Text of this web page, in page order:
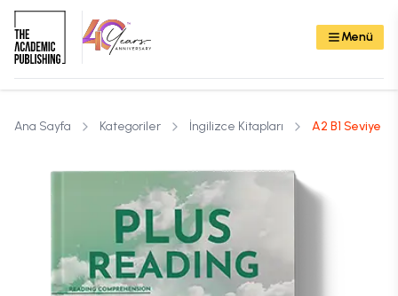
Menü
Ana Sayfa Kategoriler İngilizce Kitapları A2 B1 Seviye